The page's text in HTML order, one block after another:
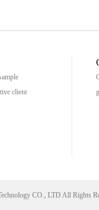
client
CO., LTD All Rights